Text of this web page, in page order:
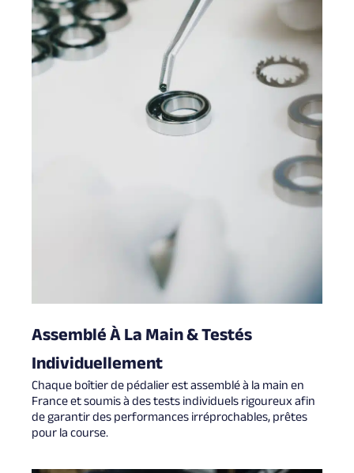
Assemblé À La Main & Testés
Individuellement
Chaque boîtier de pédalier est assemblé à la main en
France et soumis à des tests individuels rigoureux afin
de garantir des performances irréprochables, prêtes
pour la course.